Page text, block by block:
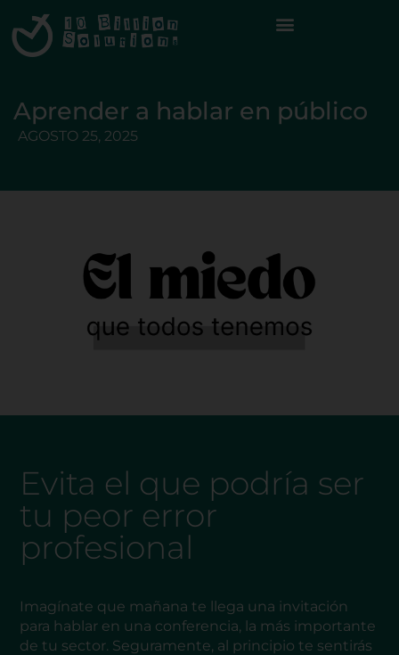
Aprender a hablar en público
AGOSTO 25, 2025
Evita el que podría ser
tu peor error
profesional
Imagínate que mañana te llega una invitación
para hablar en una conferencia, la más importante
de tu sector. Seguramente, al principio te sentirás